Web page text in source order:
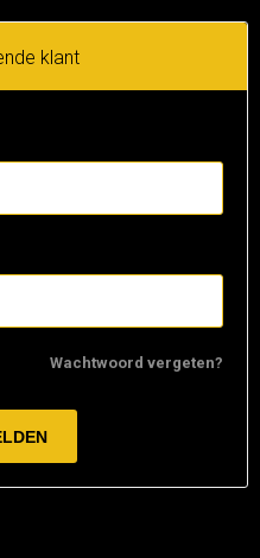
klant
Wachtwoord vergeten?